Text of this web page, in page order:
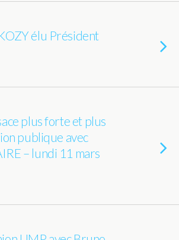
élu Président
plus forte et plus
publique avec
– lundi 11 mars